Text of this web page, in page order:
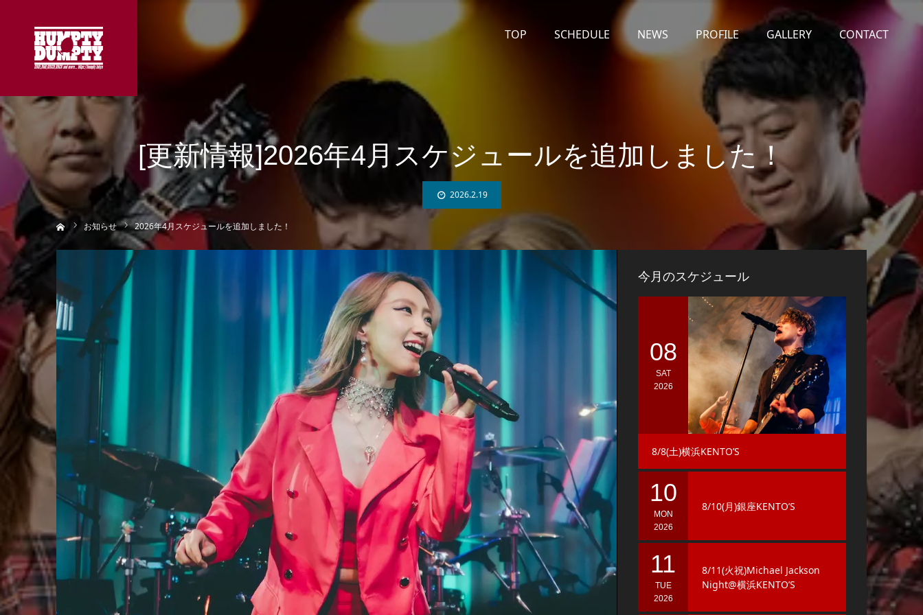
TOP SCHEDULE NEWS PROFILE GALLERY CONTACT
[更新情報]2026年4月スケジュールを追加しました！
2026.2.19
ホーム お知らせ 2026年4月スケジュールを追加しました！
今月のスケジュール
08
SAT
2026
8/8(土)横浜KENTO’S
10
MON
2026
8/10(月)銀座KENTO’S
11
TUE
2026
8/11(火祝)Michael Jackson
Night@横浜KENTO’S